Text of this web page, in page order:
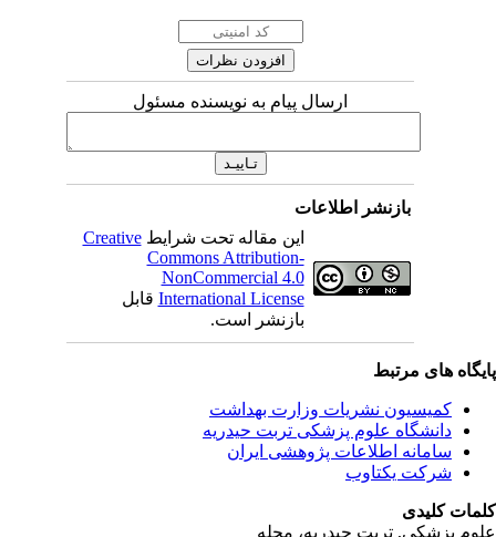
ارسال پیام به نویسنده مسئول
بازنشر اطلاعات
این مقاله تحت شرایطCreative
Commons Attribution-
NonCommercial 4.0
International Licenseقابل
بازنشر است.
مرتبط
نشریات وزارت بهداشت
علوم پزشکی تربت حیدریه
اطلاعات پژوهشی ایران
یکتاوب
تربت حیدریه، مجله